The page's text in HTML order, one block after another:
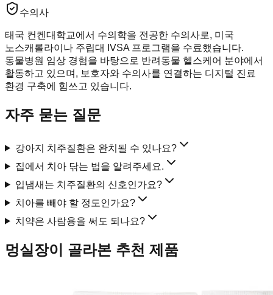
수의사
태국 컨켄대학교에서 수의학을 전공한 수의사로, 미국
노스캐롤라이나 주립대 IVSA 프로그램을 수료했습니다.
동물병원 임상 경험을 바탕으로 반려동물 헬스케어 분야에서
활동하고 있으며, 보호자와 수의사를 연결하는 디지털 진료
환경 구축에 힘쓰고 있습니다.
자주 묻는 질문
강아지 치주질환은 완치될 수 있나요?
집에서 치아 닦는 법을 알려주세요.
입냄새는 치주질환의 신호인가요?
치아를 빼야 할 정도인가요?
치약은 사람용을 써도 되나요?
멍실장이 골라본 추천 제품